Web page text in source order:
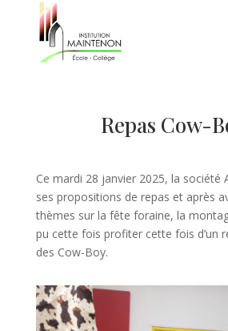
Repas Cow-
Ce mardi 28 janvier 2025, la société
ses propositions de repas et après
thèmes sur la fête foraine, la
pu cette fois profiter cette fois d’un
des Cow-Boy.